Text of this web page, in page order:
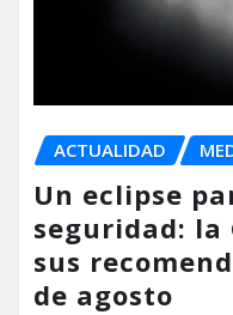
ACTUALIDAD
Un eclipse
seguridad:
sus
de agosto